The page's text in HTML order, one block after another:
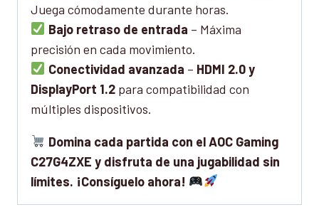
Juega cómodamente durante horas.
Bajo retraso de entrada – Máxima
precisión en cada movimiento.
Conectividad avanzada – HDMI 2.0 y
DisplayPort 1.2 para compatibilidad con
múltiples dispositivos.
Domina cada partida con el AOC Gaming
C27G4ZXE y disfruta de una jugabilidad sin
límites. ¡Consíguelo ahora!